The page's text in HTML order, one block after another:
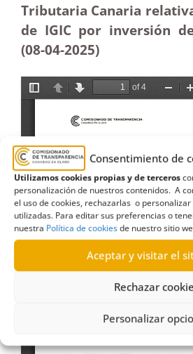
Consentimiento de
Utilizamos cookies propias y de terceros
personalización de nuestros contenidos. A
el uso de cookies, rechazarlas o
utilizadas. Para editar sus preferencias o
nuestra Política de cookiesde nuestro sitio
Aceptar y visitar el
Rechazar
Personalizar
Tributaria Canaria
de IGIC por inversión
(08-04-2025)